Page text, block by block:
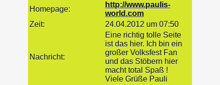
Homepage:
http://www.paulis-
world.com
Zeit:
24.04.2012 um 07:50
Nachricht:
Eine richtig tolle Seite
ist das hier. Ich bin ein
großer Volksfest Fan
und das Stöbern hier
macht total Spaß !
Viele Grüße Pauli